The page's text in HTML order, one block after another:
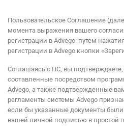
Пользовательское Соглашение
момента выражения вашего
регистрации в Advego: путем
регистрации в Advego кнопки
Соглашаясь с ПС, вы
составленные посредством
Advego, а также подтвержденные
регламенты системы Advego
если бы указанные документы
вашей личной подписью в простой